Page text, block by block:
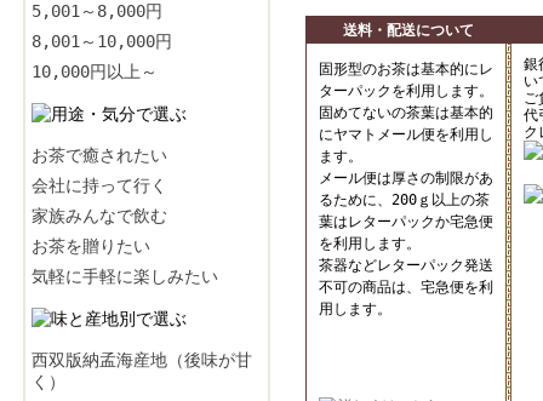
5,001～8,000円
8,001～10,000円
10,000円以上～
お茶で癒されたい
会社に持って行く
家族みんなで飲む
お茶を贈りたい
気軽に手軽に楽しみたい
西双版納孟海産地（後味が甘
く）
送料・配送について
固形型のお茶は基本的にレ
ターパックを利用します。
固めてないの茶葉は基本的
にヤマトメール便を利用し
ます。
メール便は厚さの制限があ
るために、200ｇ以上の茶
葉はレターパックか宅急便
を利用します。
茶器などレターパック発送
不可の商品は、宅急便を利
用します。
銀
い
ご
代
ク